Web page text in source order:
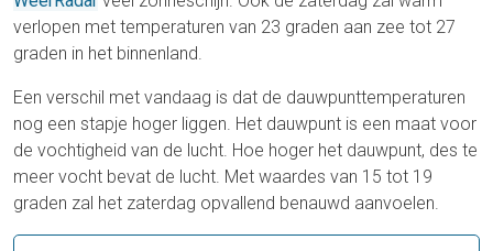
verlopen met temperaturen van 23 graden aan zee tot 27
graden in het binnenland.
Een verschil met vandaag is dat de dauwpunttemperaturen
nog een stapje hoger liggen. Het dauwpunt is een maat voor
de vochtigheid van de lucht. Hoe hoger het dauwpunt, des te
meer vocht bevat de lucht. Met waardes van 15 tot 19
graden zal het zaterdag opvallend benauwd aanvoelen.